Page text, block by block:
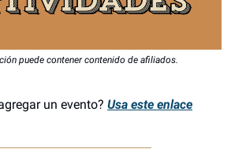
puede contener contenido de afiliados.
un evento? Usa este enlace